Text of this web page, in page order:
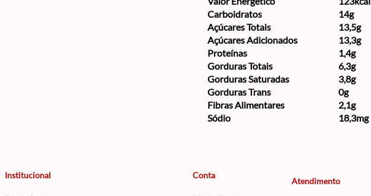
Carboidratos
14g
Açúcares Totais
13,5g
Açúcares Adicionados
13,3g
Proteínas
1,4g
Gorduras Totais
6,3g
Gorduras Saturadas
3,8g
Gorduras Trans
0g
Fibras Alimentares
2,1g
Sódio
18,3mg
Institucional Conta
Atendimento